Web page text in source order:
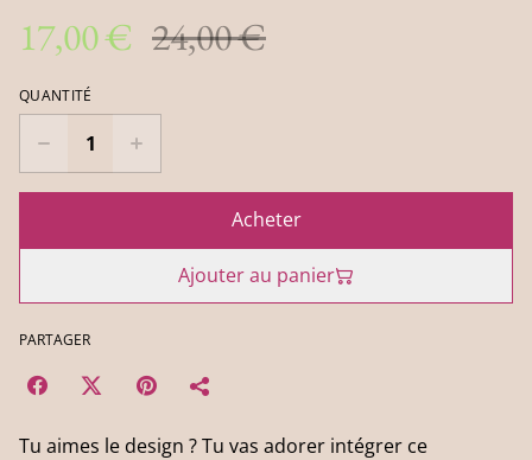
17,00 € 24,00 €
QUANTITÉ
Acheter
Ajouter au panier
PARTAGER
Tu aimes le design ? Tu vas adorer intégrer ce